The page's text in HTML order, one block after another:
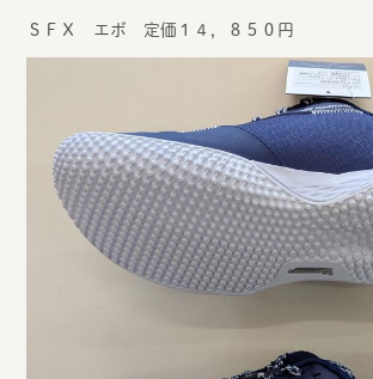
ＳＦＸ エボ 定価１４，８５０円